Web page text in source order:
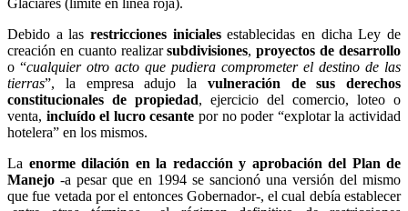
Debido a las restricciones inicialesestablecidas en dicha Ley de
creación en cuanto realizarsubdivisiones,proyectos de desarrollo
o “cualquier otro acto que pudiera comprometer el destino de las
tierras”, la empresa adujo la vulneración de sus derechos
constitucionales de propiedad, ejercicio del comercio, loteo o
venta, incluído el lucro cesante por no poder “explotar la actividad
hotelera” en los mismos.
La enorme dilación en la redacción y aprobación del Plan de
Manejo -a pesar que en 1994 se sancionó una versión del mismo
que fue vetada por el entonces Gobernador-, el cual debía establecer